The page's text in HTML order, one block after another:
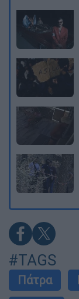
#TAGS
Πάτρα